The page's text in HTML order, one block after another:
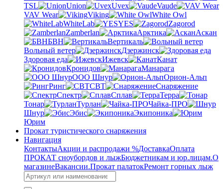
TSL
Union Uvex
Vaude
VAV Wear
Viking
White Owl
WhiteLab
YES
Zagorod
Zamberlan
Арктика
Аскан
БВН
Вертикаль
Вольный ветер
Дзержинск
Здоровая еда
Ижевск
Канат
Кронидов
Манарага
ООО Шнур
Орион-Альп
Ринг
СВТ
Снаряжение
Спектр
Сплав
Терра
Тонар
Турлан
Чайка-ПРО
Шнур
Эбис
Экипоника
Юрим
Прокат туристического снаряжения
Навигация
КонтактыАкции и распродажи %ДоставкаОплата
ПРОКАТ сноубордов и лыжБюджетникам и юр.лицам.О
магазинеВакансии.Прокат палатокРемонт горных лыж